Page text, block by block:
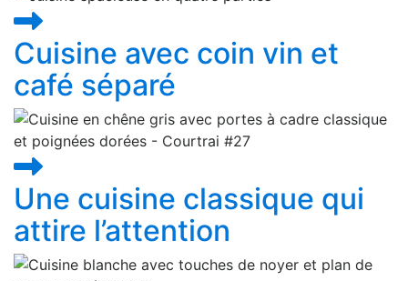
Cuisine avec coin vin et
café séparé
Une cuisine classique qui
attire l’attention